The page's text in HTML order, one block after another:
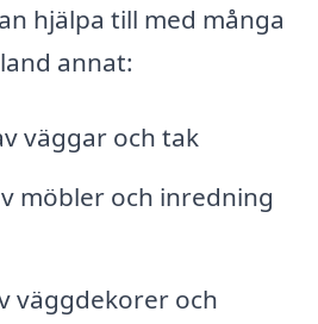
hjälpa till med många
annat:
väggar och tak
möbler och inredning
väggdekorer och